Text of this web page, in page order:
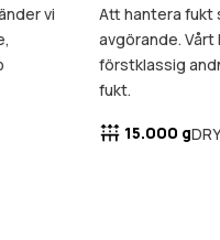
vi
Att hantera fukt
avgörande.
förstklassig
fukt.
15.000 g